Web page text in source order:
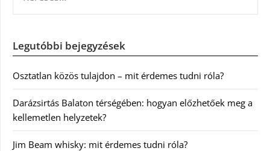
Legutóbbi bejegyzések
Osztatlan közös tulajdon – mit érdemes tudni róla?
Darázsirtás Balaton térségében: hogyan előzhetőek meg a
kellemetlen helyzetek?
Jim Beam whisky: mit érdemes tudni róla?